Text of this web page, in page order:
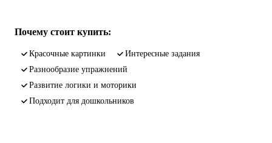
Почему стоит купить:
красочные картинки
интересные задания
разнообразие упражнений
развитие логики и моторики
подходит для дошкольников